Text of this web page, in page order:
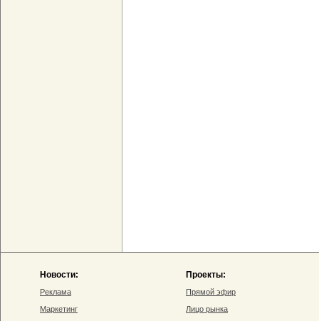
Новости:
Реклама
Маркетинг
Проекты:
Прямой эфир
Лицо рынка